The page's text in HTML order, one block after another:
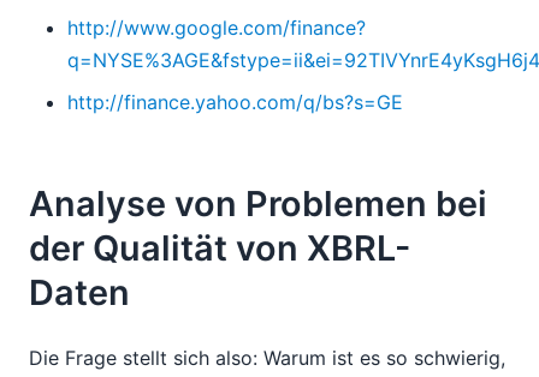
http://www.google.com/finance?
http://finance.yahoo.com/q/bs?s=GE
Analyse von Problemen bei
der Qualität von XBRL-
Daten
Die Frage stellt sich also: Warum ist es so schwierig,